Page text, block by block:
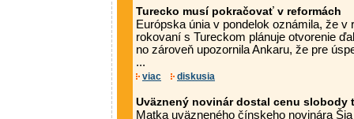
Turecko musí pokračovať v reformách
Európska únia v pondelok oznámila, že
rokovaní s Tureckom plánuje otvorenie
no zároveň upozornila Ankaru, že pre
...
viac diskusia
Uväznený novinár dostal cenu slobody
Matka uväzneného čínskeho novinára